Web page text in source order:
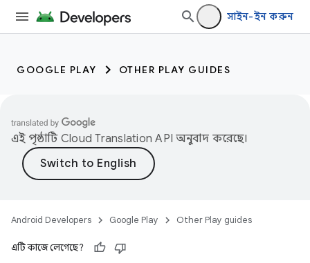
সাইন-ইন করুন
GOOGLE PLAY OTHER PLAY GUIDES
এই পৃষ্ঠাটি Cloud Translation API অনুবাদ করেছে।
Android Developers Google Play Other Play guides
এটি কাজে লেগেছে?